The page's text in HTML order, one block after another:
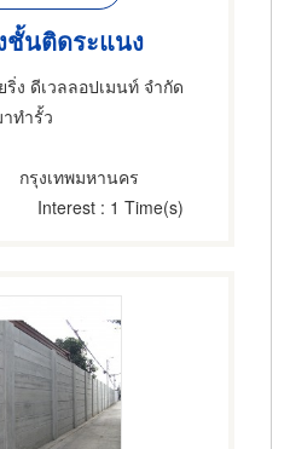
ชั้นติดระแนง
ง ดีเวลลอปเมนท์ จำกัด
ทำรั้ว
กรุงเทพมหานคร
Interest : 1 Time(s)